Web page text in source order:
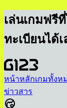
เล่นเกมฟรี
ทะเบียนได้
หน้าหลักเกมทั้งห
ข่าวสาร